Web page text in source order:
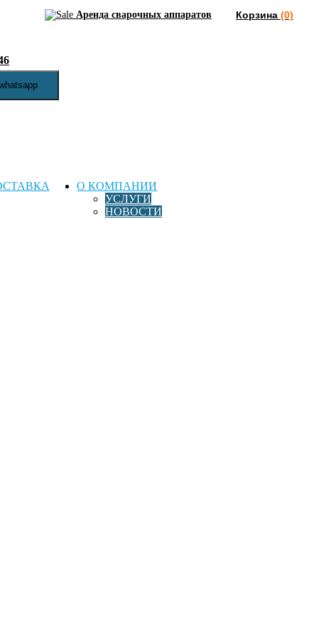
Аренда сварочных аппаратов Корзина (0)
О КОМПАНИИ
УСЛУГИ
НОВОСТИ